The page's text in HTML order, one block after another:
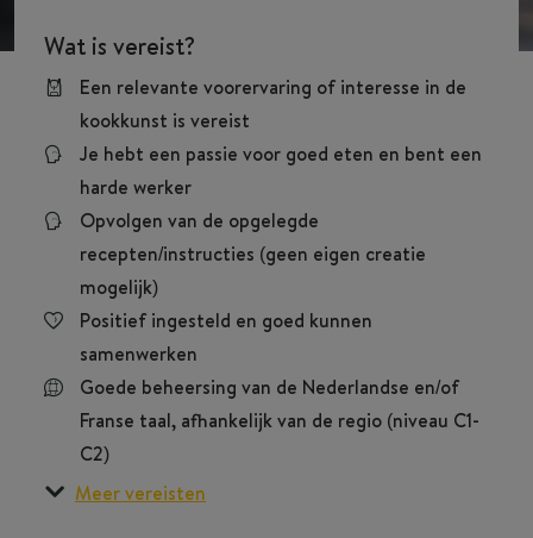
Wat is vereist?
Een relevante voorervaring of interesse in de
kookkunst is vereist
Je hebt een passie voor goed eten en bent een
harde werker
Opvolgen van de opgelegde
recepten/instructies (geen eigen creatie
mogelijk)
Positief ingesteld en goed kunnen
samenwerken
Goede beheersing van de Nederlandse en/of
Franse taal, afhankelijk van de regio (niveau C1-
C2)
Meer vereisten